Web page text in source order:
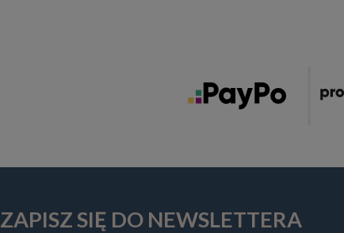
ZAPISZ SIĘ DO NEWSLETTERA